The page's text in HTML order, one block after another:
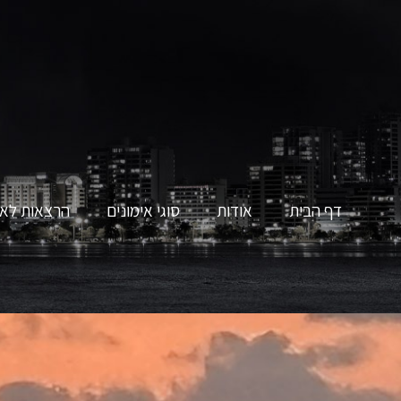
דף הבית אודות סוגי אימונים הרצאות